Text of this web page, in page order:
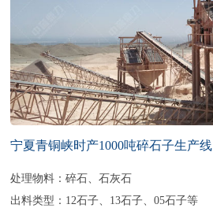
宁夏青铜峡时产1000吨碎石子生产线
处理物料：碎石、石灰石
出料类型：12石子、13石子、05石子等